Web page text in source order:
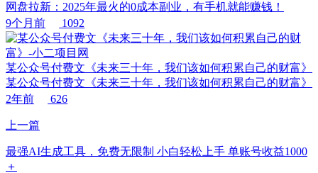
网盘拉新：2025年最火的0成本副业，有手机就能赚钱！
9个月前
1092
某公众号付费文《未来三十年，我们该如何积累自己的财富》
某公众号付费文《未来三十年，我们该如何积累自己的财富》
2年前
626
上一篇
最强AI生成工具，免费无限制 小白轻松上手 单账号收益1000
＋